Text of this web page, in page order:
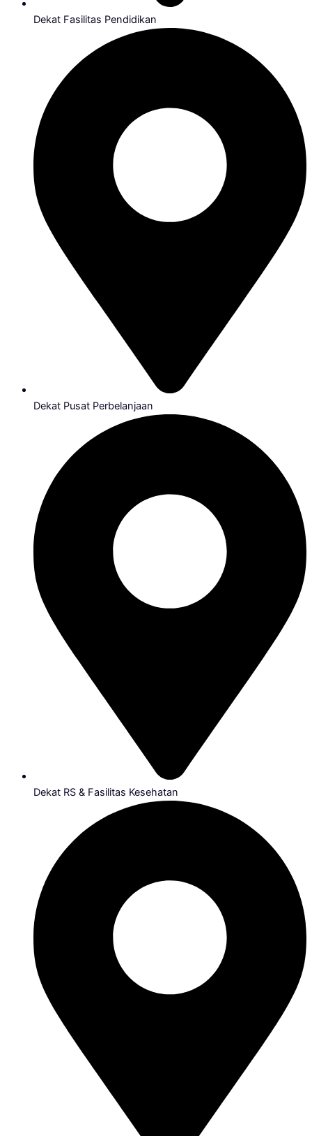
Dekat Fasilitas Pendidikan
Dekat Pusat Perbelanjaan
Dekat RS & Fasilitas Kesehatan